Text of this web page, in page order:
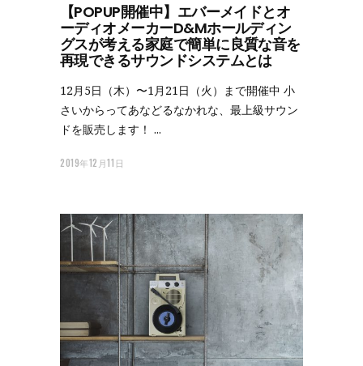
【POPUP開催中】エバーメイドとオ
ーディオメーカーD&Mホールディン
グスが考える家庭で簡単に良質な音を
再現できるサウンドシステムとは
12月5日（木）〜1月21日（火）まで開催中 小
さいからってあなどるなかれな、最上級サウン
ドを販売します！
2019年12月11日